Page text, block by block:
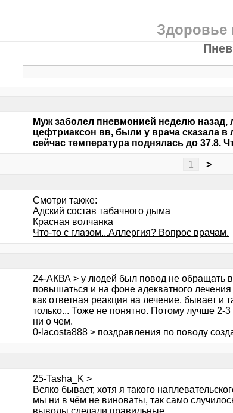
Здоровье
Муж заболел пневмонией неделю назад,
цефтриаксон вв, были у врача сказала
сейчас температура поднялась до 37.8.
1 >
Смотри также:
Адский состав табачного дыма
Красная волчанка
Что-то с глазом...Аллергия? Вопрос врачам.
24-АКВА > у людей был повод не обращать
повышаться и на фоне адекватного
как ответная реакция на лечение, бывает и
только... Тоже не понятно. Потому лучше 2-
ни о чем.
0-lacosta888 > поздравления по поводу
25-Tasha_K >
Всяко бывает, хотя я такого
мы ни в чём не виноваты, так само
выводы сделали правильные...